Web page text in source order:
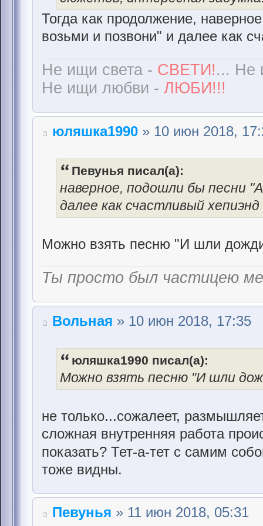
Тогда как продолжение,
возьми и позвони" и далее как
Не ищи света - СВЕТИ!... Не
Не ищи любви - ЛЮБИ!!!
юляшка1990 » 10 июн 2018,
Певунья писал(а):
наверное, подошли бы песни
далее как счастливый
Можно взять песню "И шли
Ты просто был частицею
Вольная » 10 июн 2018, 17:35
юляшка1990 писал(а):
Можно взять песню "И шли
не только...сожалеет,
сложная внутренняя работа
показать? Тет-а-тет с самим
тоже видны.
Певунья » 11 июн 2018, 05:31